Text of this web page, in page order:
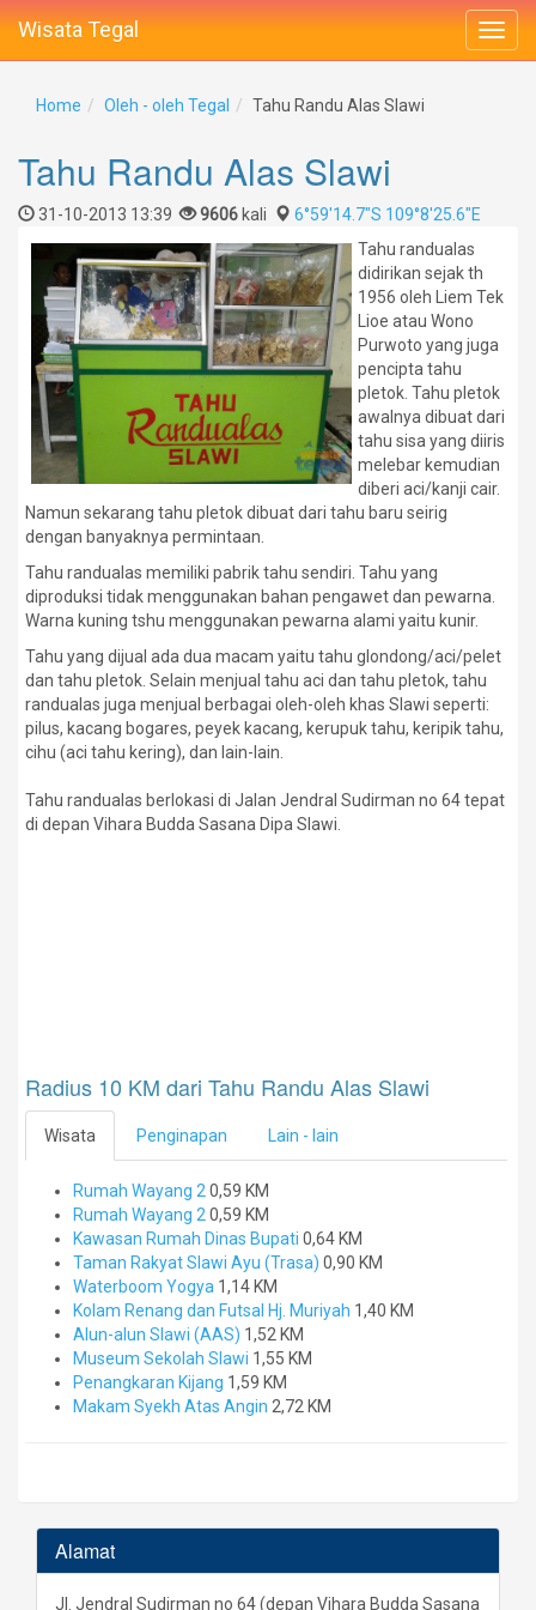
Wisata Tegal
Home Oleh - oleh Tegal Tahu Randu Alas Slawi
Tahu Randu Alas Slawi
31-10-2013 13:39 9606 kali
6°59'14.7"S 109°8'25.6"E
Tahu randualas
didirikan sejak th
1956 oleh Liem Tek
Lioe atau Wono
Purwoto yang juga
pencipta tahu
pletok. Tahu pletok
awalnya dibuat dari
tahu sisa yang diiris
melebar kemudian
diberi aci/kanji cair.
Namun sekarang tahu pletok dibuat dari tahu baru seirig
dengan banyaknya permintaan.
Tahu randualas memiliki pabrik tahu sendiri. Tahu yang
diproduksi tidak menggunakan bahan pengawet dan pewarna.
Warna kuning tshu menggunakan pewarna alami yaitu kunir.
Tahu yang dijual ada dua macam yaitu tahu glondong/aci/pelet
dan tahu pletok. Selain menjual tahu aci dan tahu pletok, tahu
randualas juga menjual berbagai oleh-oleh khas Slawi seperti:
pilus, kacang bogares, peyek kacang, kerupuk tahu, keripik tahu,
cihu (aci tahu kering), dan lain-lain.
Tahu randualas berlokasi di Jalan Jendral Sudirman no 64 tepat
di depan Vihara Budda Sasana Dipa Slawi.
Radius 10 KM dari Tahu Randu Alas Slawi
Wisata Penginapan Lain - lain
Rumah Wayang 2 0,59 KM
Rumah Wayang 2 0,59 KM
Kawasan Rumah Dinas Bupati 0,64 KM
Taman Rakyat Slawi Ayu (Trasa) 0,90 KM
Waterboom Yogya 1,14 KM
Kolam Renang dan Futsal Hj. Muriyah 1,40 KM
Alun-alun Slawi (AAS) 1,52 KM
Museum Sekolah Slawi 1,55 KM
Penangkaran Kijang 1,59 KM
Makam Syekh Atas Angin 2,72 KM
Alamat
Jl. Jendral Sudirman no 64 (depan Vihara Budda Sasana